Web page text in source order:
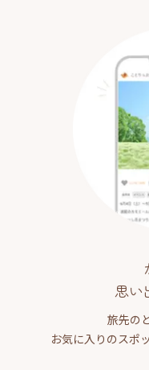
思い
旅先の
お気に入りのスポ